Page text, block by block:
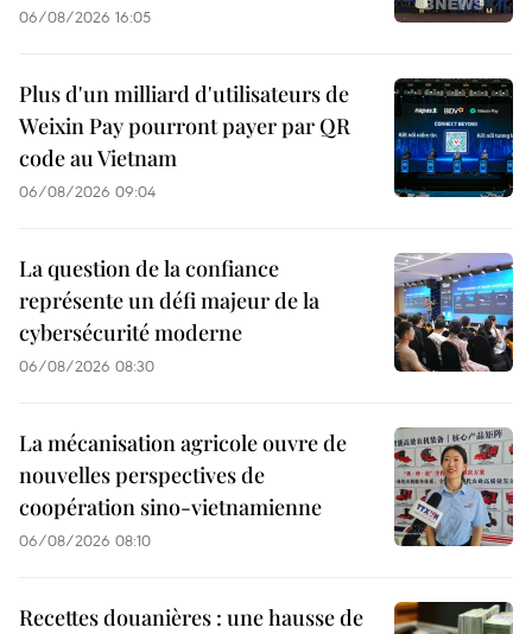
06/08/2026 16:05
Plus d'un milliard d'utilisateurs de
Weixin Pay pourront payer par QR
code au Vietnam
06/08/2026 09:04
La question de la confiance
représente un défi majeur de la
cybersécurité moderne
06/08/2026 08:30
La mécanisation agricole ouvre de
nouvelles perspectives de
coopération sino-vietnamienne
06/08/2026 08:10
Recettes douanières : une hausse de